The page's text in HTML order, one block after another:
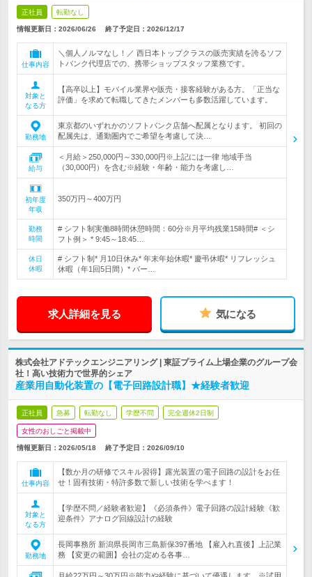
正社員 転勤なし
情報更新日：2026/06/26 終了予定日： 2026/12/17
仕事内容
＼個人ノルマなし！／ 西日本トップクラスの販売実績を誇るソフ
トバンク代理店での、携帯ショップスタッフ業務です。
対象と
なる方
【高卒以上】モバイル業界や販売・接客経験がある方。「正当な
評価」を求めて転職してきたメンバーも多数活躍しています。
勤務地
東京都のいずれかのソフトバンク店舗へ配属となります。 初回の
配属先は、通勤圏内でご希望を考慮して決…
給与
＜月給＞250,000円～330,000円※上記には一律 地域手当
（30,000円）を含む※経験・年齢・能力を考慮し…
初年度
年収
350万円～400万円
勤務
時間
# シフト制実働8時間休憩時間：60分※月平均残業15時間# ＜シ
フト例＞ * 9:45～18:45…
休日
休暇
# シフト制* 月10日休み* 年末年始休暇* 慶弔休暇* リフレッシュ
休暇（年1回5日間）* バー…
求人詳細を見る 気になる
株式会社アドテックエンジニアリング | 東証プライム上場企業のグループ会
社！高い技術力で世界的シェア
産業用自動化装置の【電子回路設計職】★経験者歓迎
正社員 急募 転勤なし 学歴不問 完全週休2日制
女性のおしごと掲載中
情報更新日：2026/05/18 終了予定日： 2026/09/10
仕事内容
【数か月の研修でスキル習得】露光装置の電子回路の設計をお任
せ！固有技術・特許多数で新しい技術を学べます！
対象と
なる方
【学歴不問／経験者歓迎】《必須条件》電子回路の設計経験《歓
迎条件》アナログ回線設計の経験
勤務地
長岡事務所 新潟県長岡市三島新保397番地 【雇入れ直後】上記業
務 【変更の範囲】会社の定める各事…